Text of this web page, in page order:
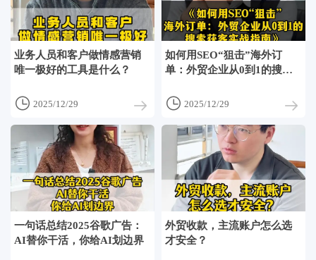
业务人员和客户做情感营销
唯一极好的工具是什么？
 2025/12/29
如何用SEO“狙击”海外订
单：外贸企业从0到1的搜索
 2025/12/29
一句话总结2025谷歌广告：
AI替你干活，你给AI划边界
外贸收款，主流账户怎么选
才安全？